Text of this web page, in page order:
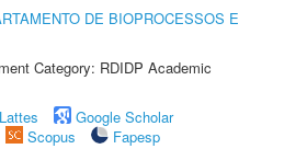
DE BIOPROCESSOS E
Category: RDIDP Academic
Google Scholar
Scopus
Fapesp